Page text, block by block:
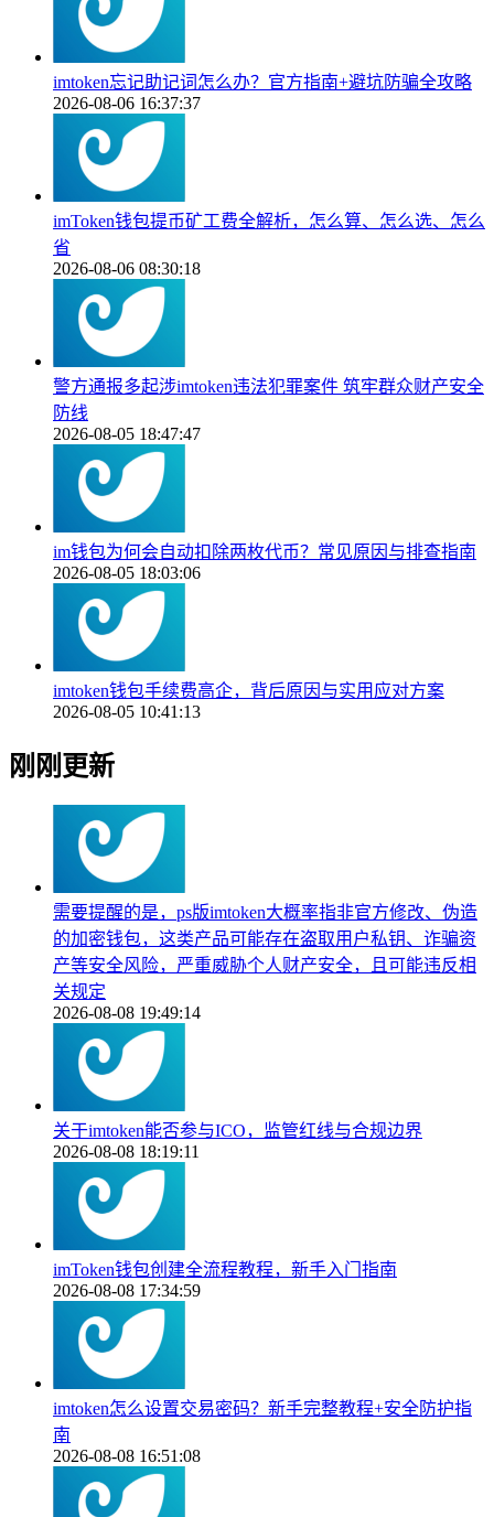
imtoken忘记助记词怎么办？官方指南+避坑防骗全攻略
2026-08-06 16:37:37
imToken钱包提币矿工费全解析，怎么算、怎么选、怎么
省
2026-08-06 08:30:18
警方通报多起涉imtoken违法犯罪案件 筑牢群众财产安全
防线
2026-08-05 18:47:47
im钱包为何会自动扣除两枚代币？常见原因与排查指南
2026-08-05 18:03:06
imtoken钱包手续费高企，背后原因与实用应对方案
2026-08-05 10:41:13
刚刚更新
需要提醒的是，ps版imtoken大概率指非官方修改、伪造
的加密钱包，这类产品可能存在盗取用户私钥、诈骗资
产等安全风险，严重威胁个人财产安全，且可能违反相
关规定
2026-08-08 19:49:14
关于imtoken能否参与ICO，监管红线与合规边界
2026-08-08 18:19:11
imToken钱包创建全流程教程，新手入门指南
2026-08-08 17:34:59
imtoken怎么设置交易密码？新手完整教程+安全防护指
南
2026-08-08 16:51:08